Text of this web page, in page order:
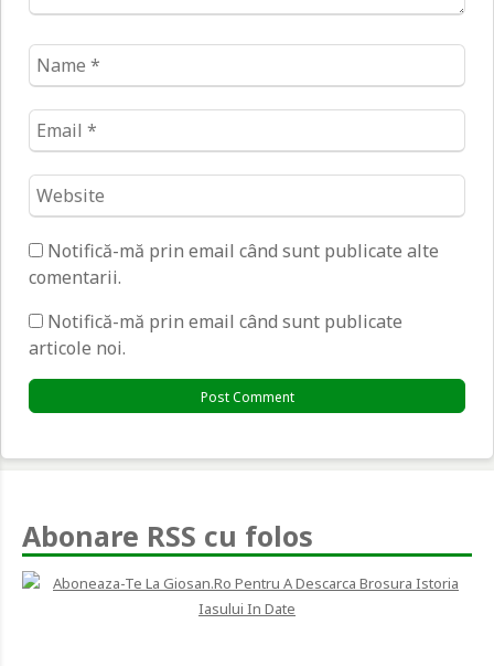
Name
*
Email
*
Website
*
Notifică-mă prin email când sunt publicate alte
comentarii.
Notifică-mă prin email când sunt publicate
articole noi.
Abonare RSS cu folos